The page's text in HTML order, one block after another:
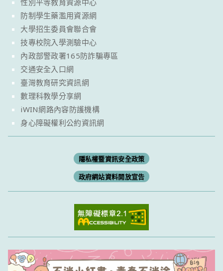
性別平等教育資源中心
防制學生藥濫用資源網
大學招生委員會聯合會
技專校院入學測驗中心
內政部警政署165防詐騙專區
交通安全入口網
臺灣教育研究資訊網
數理科教學分享網
iWIN網路內容防護機構
身心障礙權利公約資訊網
隱私權暨資訊安全政策
政府網站資料開放宣告